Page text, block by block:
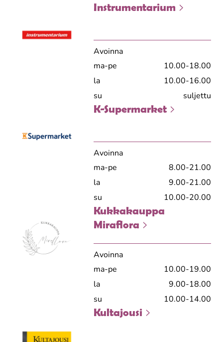
Instrumentarium
Avoinna
ma-pe
10.00-18.00
la
10.00-16.00
su
suljettu
K-Supermarket
Avoinna
ma-pe
8.00-21.00
la
9.00-21.00
su
10.00-20.00
Kukkakauppa
Miraflora
Avoinna
ma-pe
10.00-19.00
la
9.00-18.00
su
10.00-14.00
Kultajousi